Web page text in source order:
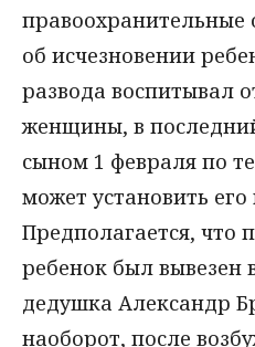
правоохранительные
об исчезновении
развода воспитывал
женщины, в
сыном 1 февраля по
может установить
Предполагается, что
ребенок был вывезен
дедушка Александр
наоборот, после